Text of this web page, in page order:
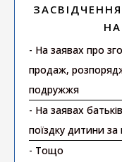
- На заявах про
продаж,
подружжя
- На заявах
поїздку дитини
- Тощо